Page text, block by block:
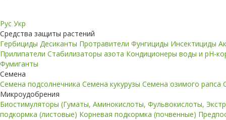
Рус Укр
Средства защиты растений
Гербициды Десиканты Протравители Фунгициды Инсектициды
Прилипатели Стабилизаторы азота Кондиционеры воды и pH-
Фумиганты
Семена
Семена подсолнечника Семена кукурузы Семена озимого рапса
Микроудобрения
Биостимуляторы (Гуматы, Аминокислоты, Фульвокислоты,
подкормка (листовые) Корневая подкормка (почвенные)